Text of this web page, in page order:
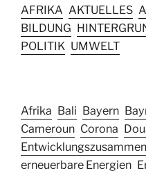
AFRIKA AKTUELLES
BILDUNG
POLITIK UMWELT
Afrika Bali Bayern
Cameroun Corona
erneuerbare Energien